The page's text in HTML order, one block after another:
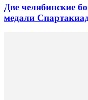
Две челябинские
медали